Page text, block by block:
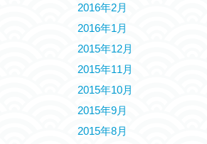
2016年2月
2016年1月
2015年12月
2015年11月
2015年10月
2015年9月
2015年8月